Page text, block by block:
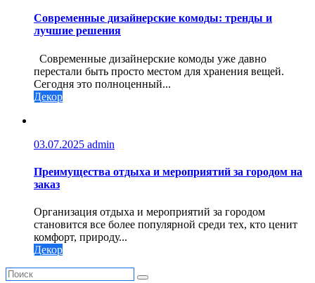
Современные дизайнерские комоды: тренды и
лучшие решения
Современные дизайнерские комоды уже давно
перестали быть просто местом для хранения вещей.
Сегодня это полноценный...
Декор
03.07.2025 admin
Преимущества отдыха и мероприятий за городом на
заказ
Организация отдыха и мероприятий за городом
становится все более популярной среди тех, кто ценит
комфорт, природу...
Декор